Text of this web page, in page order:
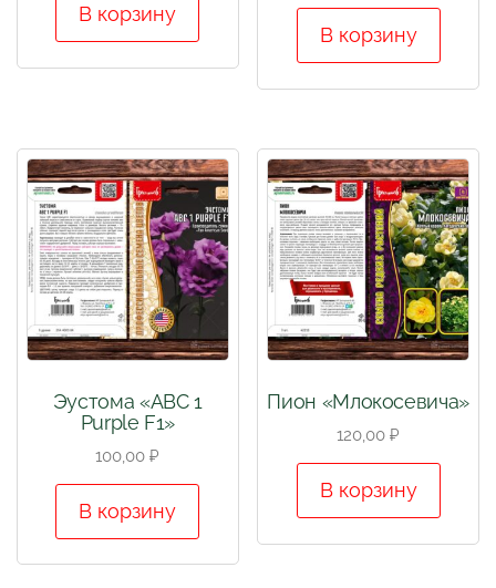
В корзину
В корзину
Эустома «АВС 1
Purple F1»
100,00₽
В корзину
Пион «Млокосевича»
120,00₽
В корзину